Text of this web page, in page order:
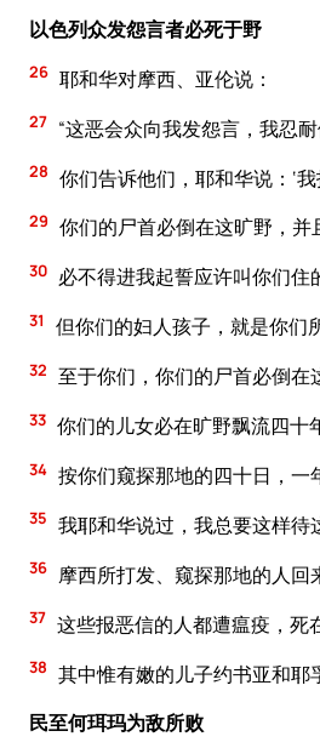
以色列众发怨言者必死于野
26 耶和华对摩西、亚伦说：
27 “这恶会众向我发怨言，我忍
28 你们告诉他们，耶和华说：‘
29 你们的尸首必倒在这旷野，并
30 必不得进我起誓应许叫你们住
31 但你们的妇人孩子，就是你们
32 至于你们，你们的尸首必倒在
33 你们的儿女必在旷野飘流四十
34 按你们窥探那地的四十日，一
35 我耶和华说过，我总要这样待
36 摩西所打发、窥探那地的人回
37 这些报恶信的人都遭瘟疫，死
38 其中惟有嫩的儿子约书亚和耶
民至何珥玛为敌所败